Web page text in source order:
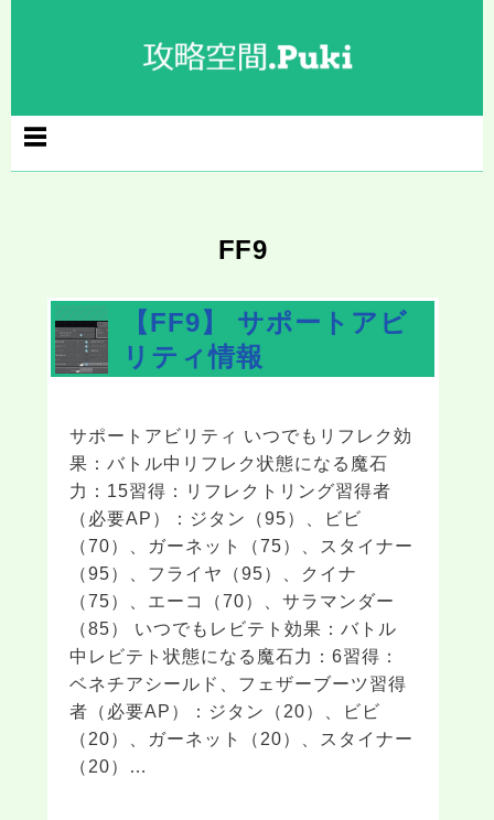
テ
ン
へ
NAV_MENU-
103
NAV_MENU-
105
NAV_MENU-
107
TEXT-
32
SEARCH-
42
FF9
【FF9】 サポートアビ
リティ情報
サポートアビリティ いつでもリフレク効
果：バトル中リフレク状態になる魔石
力：15習得：リフレクトリング習得者
（必要AP）：ジタン（95）、ビビ
（70）、ガーネット（75）、スタイナー
（95）、フライヤ（95）、クイナ
（75）、エーコ（70）、サラマンダー
（85） いつでもレビテト効果：バトル
中レビテト状態になる魔石力：6習得：
ベネチアシールド、フェザーブーツ習得
者（必要AP）：ジタン（20）、ビビ
（20）、ガーネット（20）、スタイナー
（20）…